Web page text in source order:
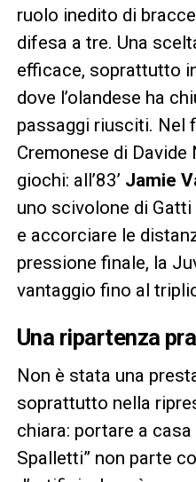
ruolo inedito di
difesa a tre. Una
efficace, soprattutto
dove l’olandese ha
passaggi riusciti. Nel
Cremonese di
giochi: all’83’ Jamie
uno scivolone di
e accorciare le
pressione finale, la
vantaggio fino al
Una ripartenza
Non è stata una
soprattutto nella
chiara: portare a
Spalletti” non parte